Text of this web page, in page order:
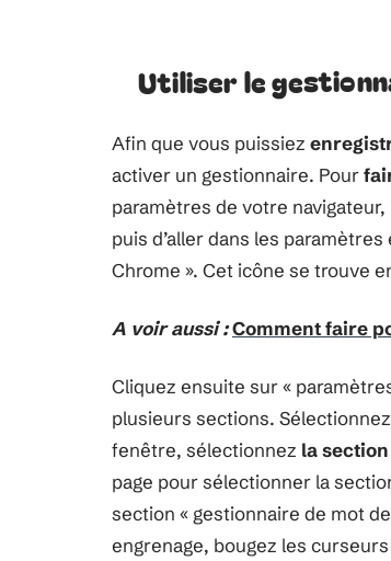
Utiliser le
Afin que vous puissiez
activer un gestionnaire. Pour
paramètres de votre
puis d’aller dans les
Chrome ». Cet icône se trouve
A voir aussi :Comment faire
Cliquez ensuite sur «
plusieurs sections.
fenêtre, sélectionnez la
page pour sélectionner la
section « gestionnaire de mot
engrenage, bougez les